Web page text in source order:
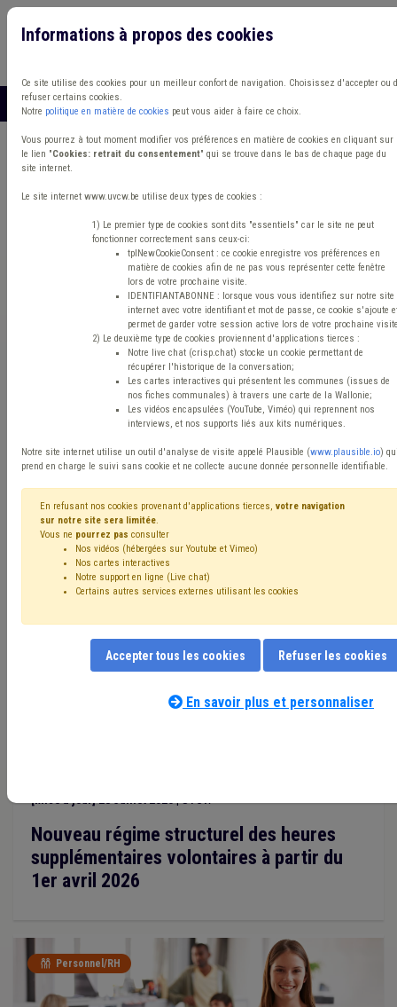
Dernières actions
Personnel/RH
Ressources humaines et formation des
pompiers : l'Union a remis son avis au
Ministre de l'Intérieur
Personnel/RH
Nouveau régime structurel des heures
supplémentaires volontaires à partir du
1er avril 2026
 Personnel/RH
Informations à propos des cookies
Ce site utilise des cookies pour un meilleur confort de navigation. Choisissez d'accepter ou
refuser certains cookies.
Notre politique en matière de cookies peut vous aider à faire ce choix.
Vous pourrez à tout moment modifier vos préférences en matière de cookies en cliquant sur
le lien "Cookies: retrait du consentement" qui se trouve dans le bas de chaque page du
site internet.
Le site internet www.uvcw.be utilise deux types de cookies :
1) Le premier type de cookies sont dits "essentiels" car le site ne peut
fonctionner correctement sans ceux-ci:
tplNewCookieConsent : ce cookie enregistre vos préférences en
matière de cookies afin de ne pas vous représenter cette fenêtre
lors de votre prochaine visite.
IDENTIFIANTABONNE : lorsque vous vous identifiez sur notre site
internet avec votre identifiant et mot de passe, ce cookie s'ajoute
permet de garder votre session active lors de votre prochaine
2) Le deuxième type de cookies proviennent d'applications tierces :
Notre live chat (crisp.chat) stocke un cookie permettant de
récupérer l'historique de la conversation;
Les cartes interactives qui présentent les communes (issues de
nos fiches communales) à travers une carte de la Wallonie;
Les vidéos encapsulées (YouTube, Viméo) qui reprennent nos
interviews, et nos supports liés aux kits numériques.
Notre site internet utilise un outil d'analyse de visite appelé Plausible (www.plausible.io)
prend en charge le suivi sans cookie et ne collecte aucune donnée personnelle identifiable.
En refusant nos cookies provenant d'applications tierces, votre navigation
sur notre site sera limitée.
Vous ne pourrez pas consulter
Nos vidéos (hébergées sur Youtube et Vimeo)
Nos cartes interactives
Notre support en ligne (Live chat)
Certains autres services externes utilisant les cookies
Accepter tous les cookies Refuser les cookies
En savoir plus et personnaliser